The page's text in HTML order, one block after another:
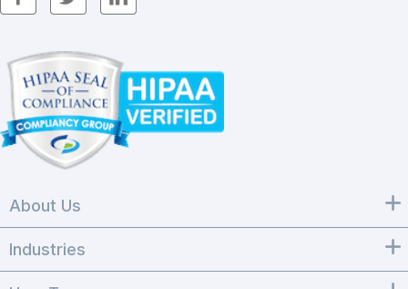
About Us
Industries